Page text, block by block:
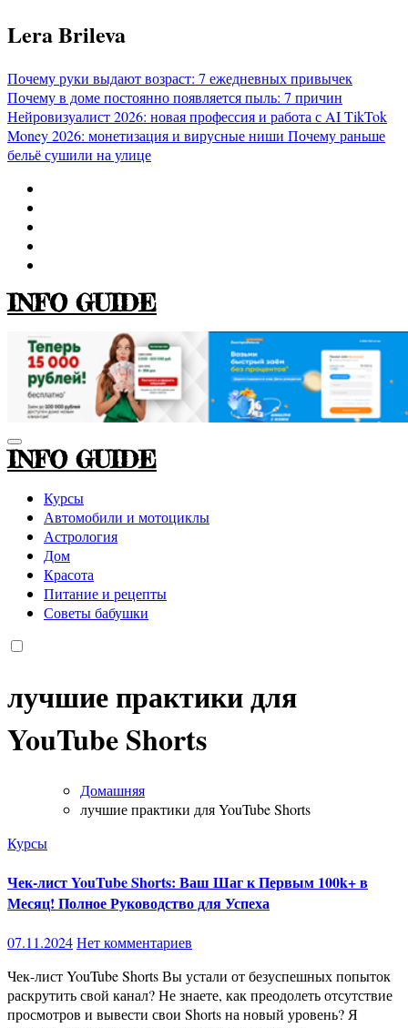
Перейти
к
Lera Brileva
Почему руки выдают возраст: 7 ежедневных привычек
Почему в доме постоянно появляется пыль: 7 причин
Нейровизуалист 2026: новая профессия и работа с AITikTok
Money 2026: монетизация и вирусные ниши Почему раньше
бельё сушили на улице
INFO GUIDE
INFO GUIDE
Курсы
Автомобили и мотоциклы
Астрология
Дом
Красота
Питание и рецепты
Советы бабушки
лучшие практики для
YouTube Shorts
Домашняя
лучшие практики для YouTube Shorts
Курсы
Чек-лист YouTube Shorts: Ваш Шаг к Первым 100k+ в
Месяц! Полное Руководство для Успеха
07.11.2024Нет комментариев
Чек-лист YouTube Shorts Вы устали от безуспешных попыток
раскрутить свой канал? Не знаете, как преодолеть отсутствие
просмотров и вывести свои Shorts на новый уровень? Я